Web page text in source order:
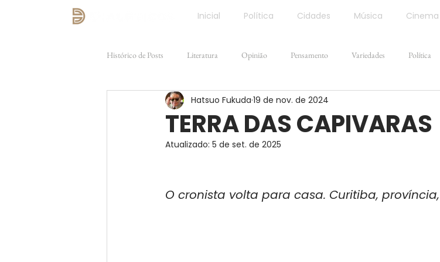
Inicial Política Cidades Música Cinema
Histórico de Posts Literatura Opinião Pensamento Variedades Política
Direito e Justiça FILOSOFIA
TERRA DAS CAPIVARAS
Hatsuo Fukuda 19 de nov. de 2024
Atualizado: 5 de set. de 2025
O cronista volta para casa. Curitiba,